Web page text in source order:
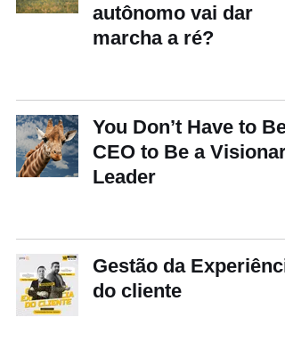
autônomo vai dar
marcha a ré?
You Don’t Have to Be
CEO to Be a
Leader
Gestão da
do cliente